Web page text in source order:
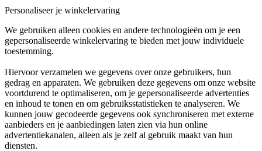
Personaliseer je winkelervaring
We gebruiken alleen cookies en andere technologieën om je een
gepersonaliseerde winkelervaring te bieden met jouw individuele
toestemming.
Hiervoor verzamelen we gegevens over onze gebruikers, hun
gedrag en apparaten. We gebruiken deze gegevens om onze website
voortdurend te optimaliseren, om je gepersonaliseerde advertenties
en inhoud te tonen en om gebruiksstatistieken te analyseren. We
kunnen jouw gecodeerde gegevens ook synchroniseren met externe
aanbieders en je aanbiedingen laten zien via hun online
advertentiekanalen, alleen als je zelf al gebruik maakt van hun
diensten.